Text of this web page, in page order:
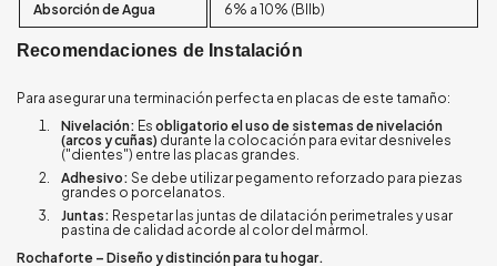
Absorción de Agua 6% a 10% (BIIb)
Recomendaciones de Instalación
Para asegurar una terminación perfecta en placas de este tamaño:
Nivelación: Es obligatorio el uso de sistemas de nivelación
(arcos y cuñas) durante la colocación para evitar desniveles
("dientes") entre las placas grandes.
Adhesivo: Se debe utilizar pegamento reforzado para piezas
grandes o porcelanatos.
Juntas: Respetar las juntas de dilatación perimetrales y usar
pastina de calidad acorde al color del mármol.
Rochaforte – Diseño y distinción para tu hogar.